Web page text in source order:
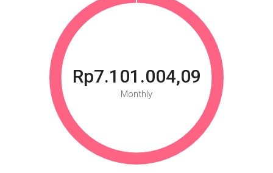
Rp7.101.004,09
Monthly